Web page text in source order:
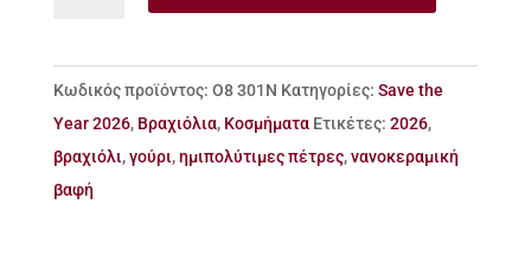
ασήμι
925
πεταλούδα
νανοκεραμική
βαφή
Κωδικός προϊόντος: Ο8 301Ν Κατηγορίες: Save the
Year 2026, Βραχιόλια, Κοσμήματα Ετικέτες: 2026,
βραχιόλι,γούρι,ημιπολύτιμες πέτρες,νανοκεραμική
βαφή